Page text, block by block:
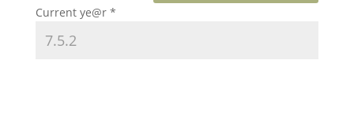
Current ye@r *